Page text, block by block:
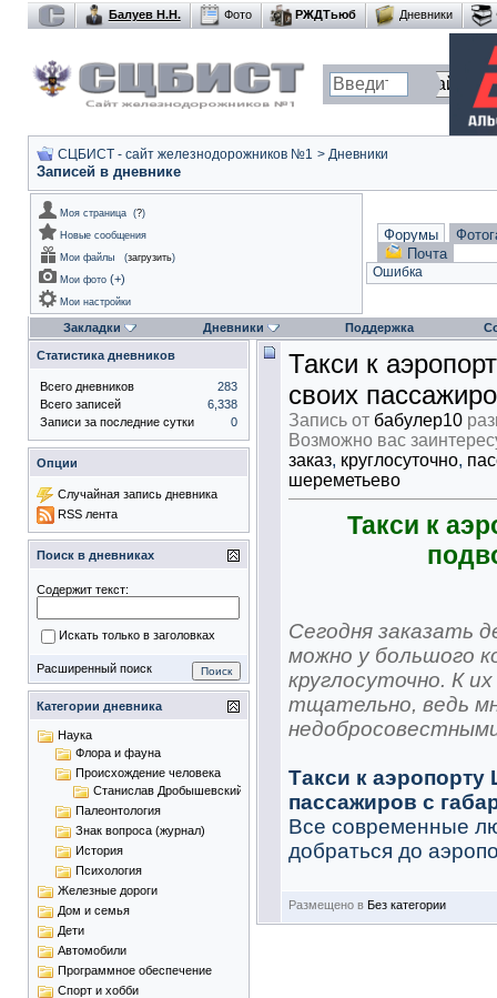
Балуев Н.Н. Фото РЖДТьюб Дневники
СЦБИСТ - сайт железнодорожников №1 > Дневники
Записей в дневнике
Моя страница (?)
Новые сообщения
Мои файлы
(загрузить)
Мои фото (+)
Мои настройки
Форумы
Почта
Ошибка
Закладки Дневники Поддержка
Такси к
своих
Запись от бабулер10
Возможно вас
заказ, круглосуточно,
шереметьево
Такси к
Сегодня заказать
можно у большого
круглосуточно. К
тщательно, ведь
Такси к
пассажиров с
Все современные
добраться до
Размещено в Без категории
Статистика дневников
Всего дневников
283
Всего записей
6,338
Записи за последние сутки
0
Опции
Случайная запись дневника
RSS лента
Поиск в дневниках
Содержит текст:
Искать только в заголовках
Расширенный поиск
Категории дневника
Наука
Флора и фауна
Происхождение человека
Станислав Дробышевский
Палеонтология
Знак вопроса (журнал)
История
Психология
Железные дороги
Дом и семья
Дети
Автомобили
Программное обеспечение
Спорт и хобби